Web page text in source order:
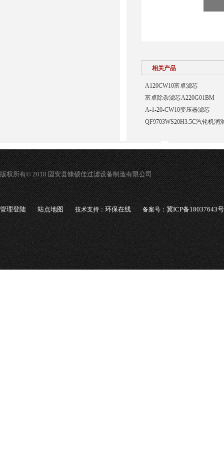
相关产品
A120CW10富卓滤芯
富卓除杂滤芯A220G01BM
A-1-20-CW10变压器滤芯
QF9703WS20H3.5C汽轮机润
版权所有© 2018 固安县慷硕佳过滤设备制造有限公司
管理登陆 站点地图 技术支持：环保在线 备案号：冀ICP备18037643